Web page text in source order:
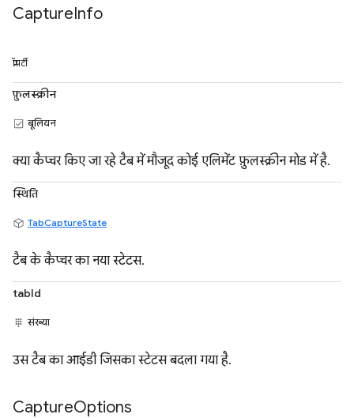
CaptureInfo
प्रॉपर्टी
फ़ुलस्क्रीन
बूलियन
क्या कैप्चर किए जा रहे टैब में मौजूद कोई एलिमेंट फ़ुलस्क्रीन मोड में है.
स्थिति
TabCaptureState
टैब के कैप्चर का नया स्टेटस.
tabId
संख्या
उस टैब का आईडी जिसका स्टेटस बदला गया है.
CaptureOptions